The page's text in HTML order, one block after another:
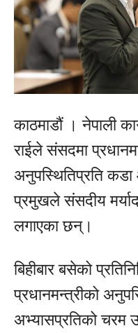
काठमाडौं । नेपाली
राईले संसदमा
अनुपस्थितिप्रति कडा
प्रमुखले संसदीय
लगाएका छन्।
बिहीबार बसेको
प्रधानमन्त्रीको
अभ्यासप्रतिको चरम